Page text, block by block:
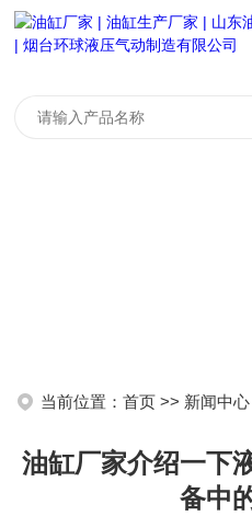
当前位置：首页 >> 新闻中心
油缸厂家介绍一下
备中